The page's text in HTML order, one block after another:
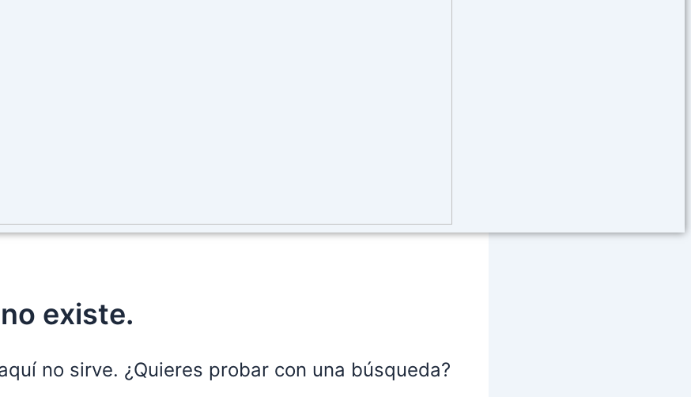
existe.
no sirve. ¿Quieres probar con una búsqueda?